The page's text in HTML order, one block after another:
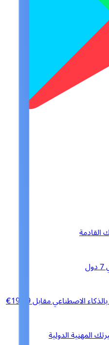
الاصطناعي مقابل 19.99€
المهنية الدولية